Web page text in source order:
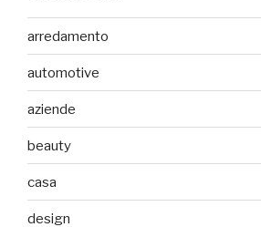
arredamento
automotive
aziende
beauty
casa
design